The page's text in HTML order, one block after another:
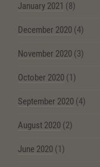
January 2021 (8)
December 2020 (4)
November 2020 (3)
October 2020 (1)
September 2020 (4)
August 2020 (2)
June 2020 (1)